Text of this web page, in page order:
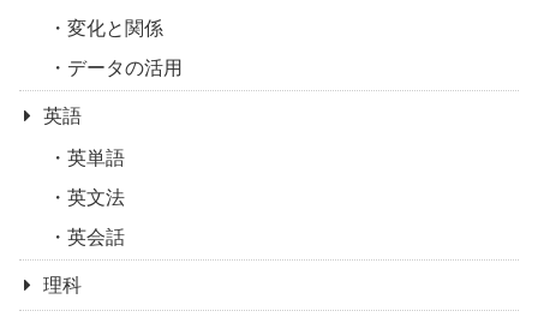
変化と関係
データの活用
英語
英単語
英文法
英会話
理科